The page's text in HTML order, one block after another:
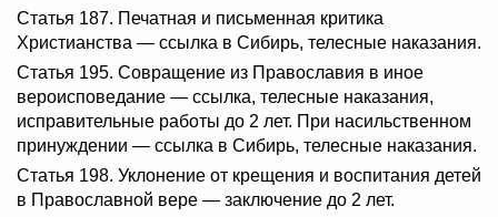
Статья 187. Печатная и письменная критика
Христианства — ссылка в Сибирь, телесные наказания.
Статья 195. Совращение из Православия в иное
вероисповедание — ссылка, телесные наказания,
исправительные работы до 2 лет. При насильственном
принуждении — ссылка в Сибирь, телесные наказания.
Статья 198. Уклонение от крещения и воспитания детей
в Православной вере — заключение до 2 лет.